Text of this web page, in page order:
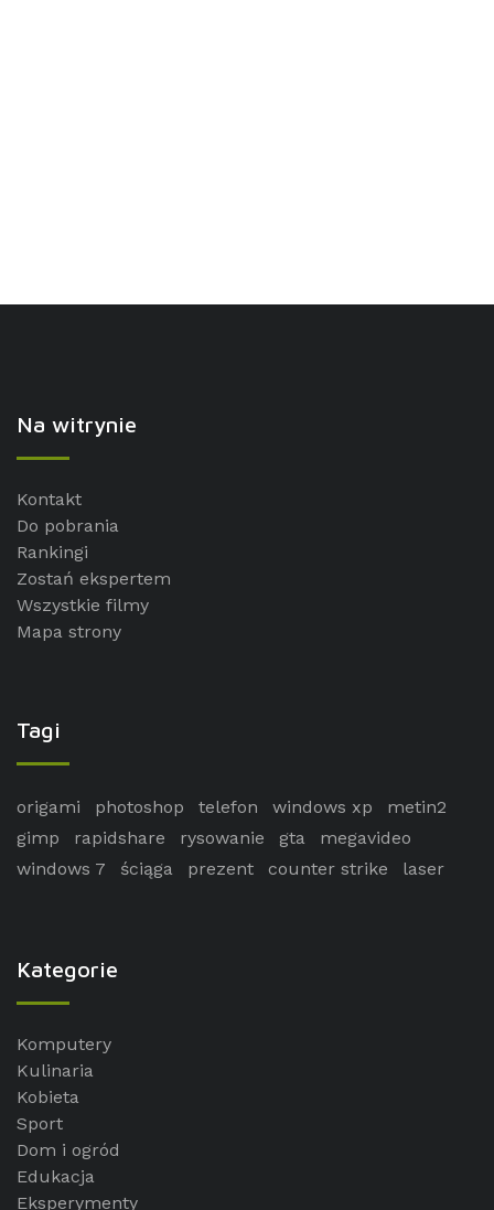
Na witrynie
Kontakt
Do pobrania
Rankingi
Zostań ekspertem
Wszystkie filmy
Mapa strony
Tagi
origami photoshop telefon windows xp
metin2
gimp
rapidshare rysowanie gta
megavideo
windows 7
ściąga prezent counter strike laser
Kategorie
Komputery
Kulinaria
Kobieta
Sport
Dom i ogród
Edukacja
Eksperymenty